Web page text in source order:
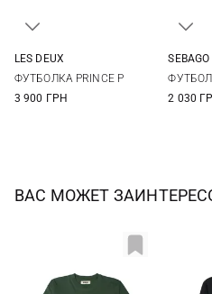
LES DEUX
ФУТБОЛКА PRINCE P
3 900 ГРН
SEBAGO
2 030
ВАС МОЖЕТ